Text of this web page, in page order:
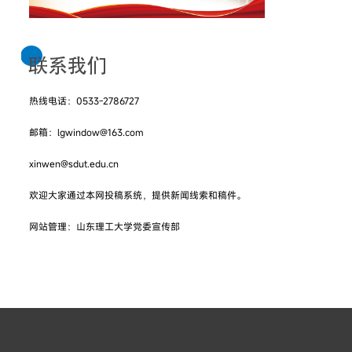
热线电话：0533-2786727
邮箱：lgwindow@163.com
xinwen@sdut.edu.cn
欢迎大家通过本网投稿系统，提供新闻线索和稿件。
网站管理：山东理工大学党委宣传部